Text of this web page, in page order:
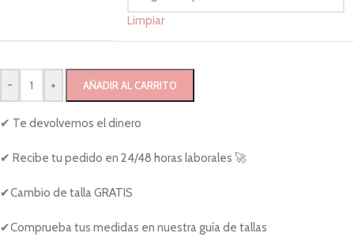
Limpiar
- + AÑADIR AL CARRITO
✔ Te devolvemos el dinero
✔ Recibe tu pedido en 24/48 horas laborales 🚀
✔Cambio de talla GRATIS
✔Comprueba tus medidas en nuestra guía de tallas